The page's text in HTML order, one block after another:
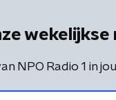
NPO Radio 1 in